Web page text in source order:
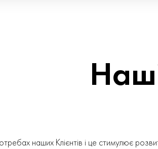
наших Клієнтів і це стимулює